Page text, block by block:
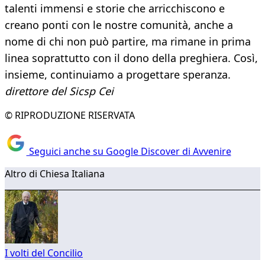
talenti immensi e storie che arricchiscono e
creano ponti con le nostre comunità, anche a
nome di chi non può partire, ma rimane in prima
linea soprattutto con il dono della preghiera. Così,
insieme, continuiamo a progettare speranza.
direttore del Sicsp Cei
© RIPRODUZIONE RISERVATA
Seguici anche su Google Discover di Avvenire
Altro di Chiesa Italiana
I volti del Concilio